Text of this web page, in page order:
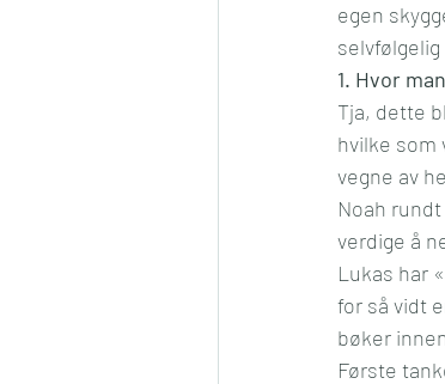
Konkurranse
Romantikk
egen
1. Hvor
Tja, dette
hvilke som
vegne av
Noah
verdige å
Lukas har
for så vidt
bøker
Første